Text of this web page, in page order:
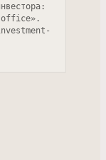
office».